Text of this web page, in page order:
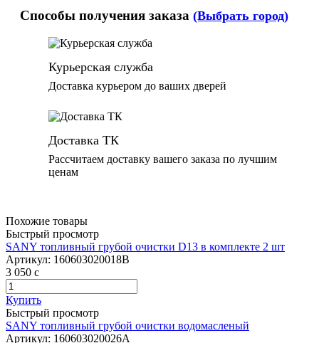
Способы получения заказа (Выбрать город)
Курьерская служба
Доставка курьером до ваших дверей
Доставка ТК
Рассчитаем доставку вашего заказа по лучшим
ценам
Похожие товары
Быстрый просмотр
SANY топливный грубой очистки D13 в комплекте 2 шт
Артикул: 160603020018B
3 050 c
Купить
Быстрый просмотр
SANY топливный грубой очистки водомасленый
Артикул: 160603020026A